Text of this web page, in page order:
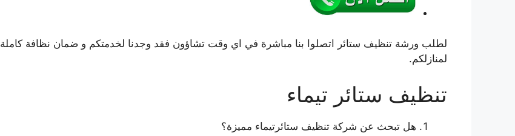
لطلب ورشة تنظيف ستائر اتصلوا بنا مباشرة في اي وقت تشاؤون فقد وجدنا لخدمتكم و ضمان نظافة كاملة
لمنازلكم.
تنظيف ستائر تيماء
هل تبحث عن شركة تنظيف ستائرتيماء مميزة؟